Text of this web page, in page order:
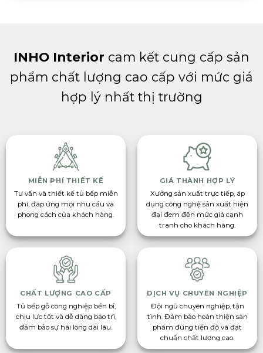
INHO Interior cam kết cung cấp sản
phẩm chất lượng cao cấp với mức giá
hợp lý nhất thị trường
MIỄN PHÍ THIẾT KẾ
Tư vấn và thiết kế tủ bếp miễn
phí, đáp ứng mọi nhu cầu và
phong cách của khách hàng.
GIÁ THÀNH HỢP LÝ
Xưởng sản xuất trực tiếp, áp
dụng công nghệ sản xuất hiện
đại đem đến mức giá cạnh
tranh cho khách hàng.
CHẤT LƯỢNG CAO CẤP
Tủ bếp gỗ công nghiệp bền bỉ,
chịu lực tốt và dễ dàng bảo trì,
đảm bảo sự hài lòng dài lâu.
DỊCH VỤ CHUYÊN NGHIỆP
Đội ngũ chuyên nghiệp, tận
tình. Đảm bảo hoàn thiện sản
phẩm đúng tiến độ và đạt
chuẩn chất lượng cao.